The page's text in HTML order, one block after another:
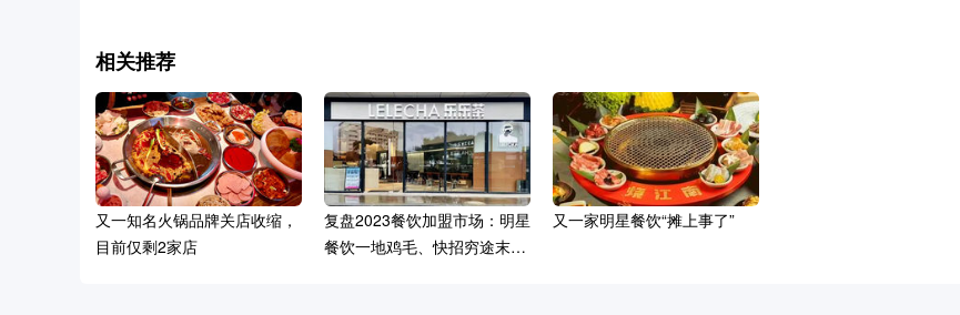
相关推荐
又一知名火锅品牌关店收缩，
目前仅剩2家店
复盘2023餐饮加盟市场：明星
餐饮一地鸡毛、快招穷途末
又一家明星餐饮“摊上事了”